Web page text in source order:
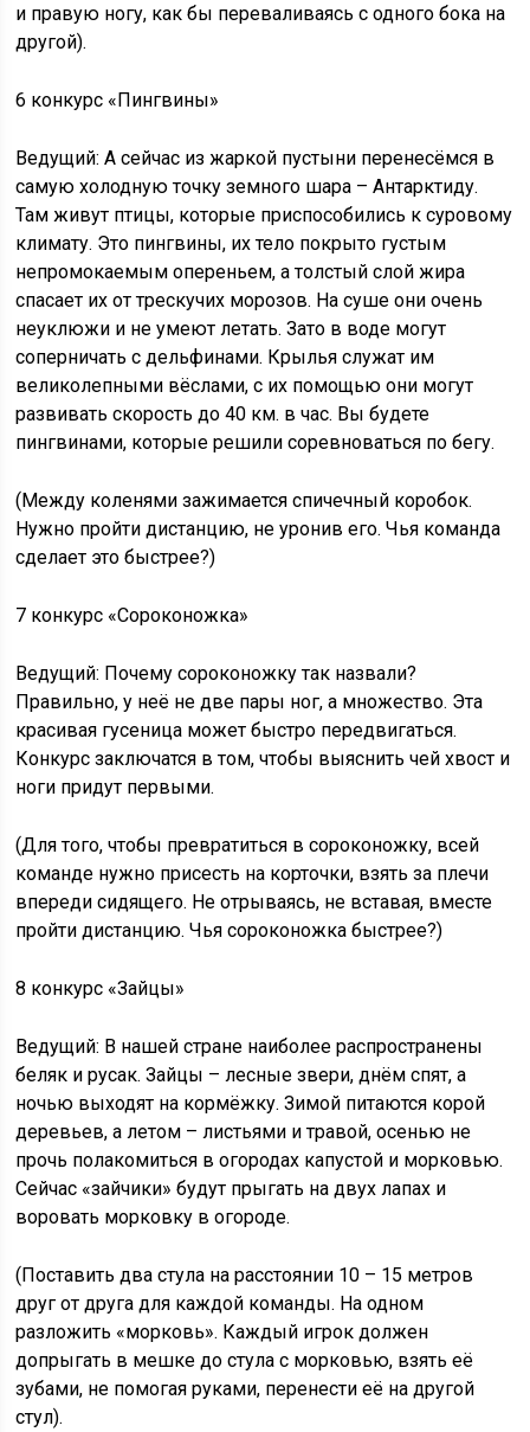
и правую ногу, как бы переваливаясь с одного бока на
другой).
6 конкурс «Пингвины»
Ведущий: А сейчас из жаркой пустыни перенесёмся в
самую холодную точку земного шара – Антарктиду.
Там живут птицы, которые приспособились к суровому
климату. Это пингвины, их тело покрыто густым
непромокаемым опереньем, а толстый слой жира
спасает их от трескучих морозов. На суше они очень
неуклюжи и не умеют летать. Зато в воде могут
соперничать с дельфинами. Крылья служат им
великолепными вёслами, с их помощью они могут
развивать скорость до 40 км. в час. Вы будете
пингвинами, которые решили соревноваться по бегу.
(Между коленями зажимается спичечный коробок.
Нужно пройти дистанцию, не уронив его. Чья команда
сделает это быстрее?)
7 конкурс «Сороконожка»
Ведущий: Почему сороконожку так назвали?
Правильно, у неё не две пары ног, а множество. Эта
красивая гусеница может быстро передвигаться.
Конкурс заключатся в том, чтобы выяснить чей хвост и
ноги придут первыми.
(Для того, чтобы превратиться в сороконожку, всей
команде нужно присесть на корточки, взять за плечи
впереди сидящего. Не отрываясь, не вставая, вместе
пройти дистанцию. Чья сороконожка быстрее?)
8 конкурс «Зайцы»
Ведущий: В нашей стране наиболее распространены
беляк и русак. Зайцы – лесные звери, днём спят, а
ночью выходят на кормёжку. Зимой питаются корой
деревьев, а летом – листьями и травой, осенью не
прочь полакомиться в огородах капустой и морковью.
Сейчас «зайчики» будут прыгать на двух лапах и
воровать морковку в огороде.
(Поставить два стула на расстоянии 10 – 15 метров
друг от друга для каждой команды. На одном
разложить «морковь». Каждый игрок должен
допрыгать в мешке до стула с морковью, взять её
зубами, не помогая руками, перенести её на другой
стул).